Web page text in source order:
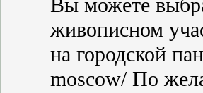
Вы можете
живописном
на городской
moscow/ По